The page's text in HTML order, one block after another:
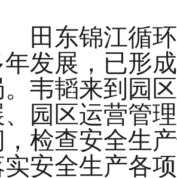
东锦江循环
年发展，已形
。韦韬来到园
、园区运营管
，检查安全生
实安全生产各